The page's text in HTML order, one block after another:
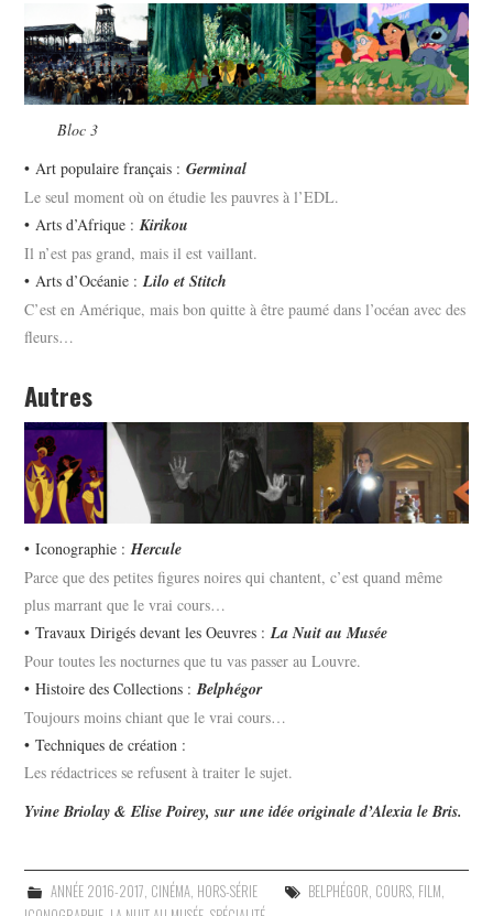
Bloc 3
• Art populaire français :Germinal
Le seul moment où on étudie les pauvres à l’EDL.
• Arts d’Afrique :Kirikou
Il n’est pas grand, mais il est vaillant.
• Arts d’Océanie :Lilo et Stitch
C’est en Amérique, mais bon quitte à être paumé dans l’océan avec des
fleurs…
Autres
• Iconographie :Hercule
Parce que des petites figures noires qui chantent, c’est quand même
plus marrant que le vrai cours…
• Travaux Dirigés devant les Oeuvres :La Nuit au Musée
Pour toutes les nocturnes que tu vas passer au Louvre.
• Histoire des Collections :Belphégor
Toujours moins chiant que le vrai cours…
• Techniques de création :
Les rédactrices se refusent à traiter le sujet.
Yvine Briolay & Elise Poirey, sur une idée originale d’Alexia le Bris.
ANNÉE 2016-2017, CINÉMA, HORS-SÉRIE BELPHÉGOR, COURS, FILM,